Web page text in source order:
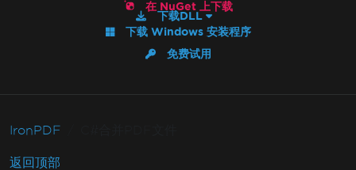
在 NuGet 上下载
下载DLL
下载 Windows 安装程序
免费试用
IronPDF
返回顶部